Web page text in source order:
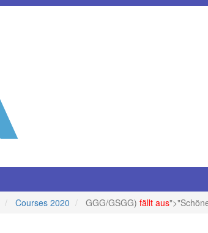
Courses 2020 GGG/GSGG) fällt aus